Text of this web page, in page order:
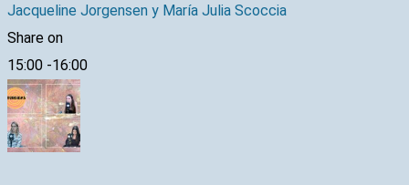
Jacqueline Jorgensen y María Julia Scoccia
Share on
15:00 -16:00